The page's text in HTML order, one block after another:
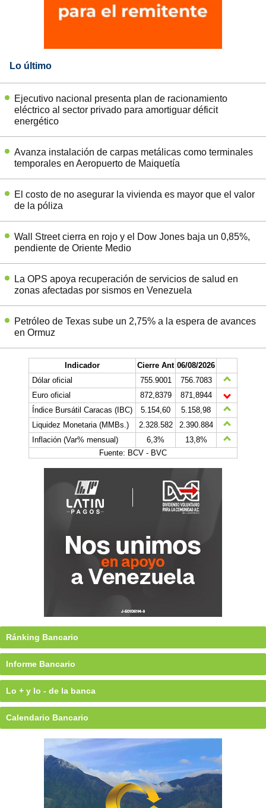
Lo último
Ejecutivo nacional presenta plan de racionamiento
eléctrico al sector privado para amortiguar déficit
energético
Avanza instalación de carpas metálicas como terminales
temporales en Aeropuerto de Maiquetía
El costo de no asegurar la vivienda es mayor que el valor
de la póliza
Wall Street cierra en rojo y el Dow Jones baja un 0,85%,
pendiente de Oriente Medio
La OPS apoya recuperación de servicios de salud en
zonas afectadas por sismos en Venezuela
Petróleo de Texas sube un 2,75% a la espera de avances
en Ormuz
Indicador Cierre Ant 06/08/2026
Dólar oficial
755.9001
756.7083
Euro oficial
872,8379
871,8944
Índice Bursátil Caracas (IBC)
5.154,60
5.158,98
Liquidez Monetaria (MMBs.)
2.328.582
2.390.884
Inflación (Var% mensual)
6,3%
13,8%
Fuente: BCV - BVC
Ránking Bancario
Informe Bancario
Lo + y lo - de la banca
Calendario Bancario